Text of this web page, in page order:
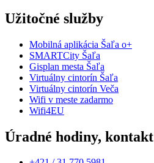
Užitočné služby
Mobilná aplikácia Šaľa o+
SMARTCity Šaľa
Gisplan mesta Šaľa
Virtuálny cintorín Šaľa
Virtuálny cintorín Veča
Wifi v meste zadarmo
Wifi4EU
Úradné hodiny, kontakt